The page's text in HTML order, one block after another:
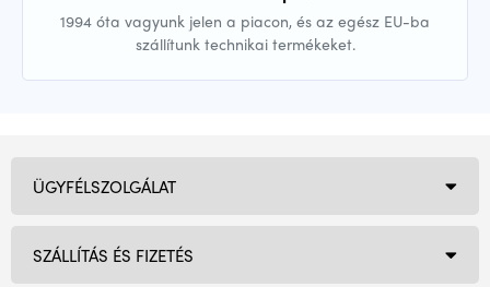
1994 óta vagyunk jelen a piacon, és az egész EU-ba
szállítunk technikai termékeket.
ÜGYFÉLSZOLGÁLAT
SZÁLLÍTÁS ÉS FIZETÉS